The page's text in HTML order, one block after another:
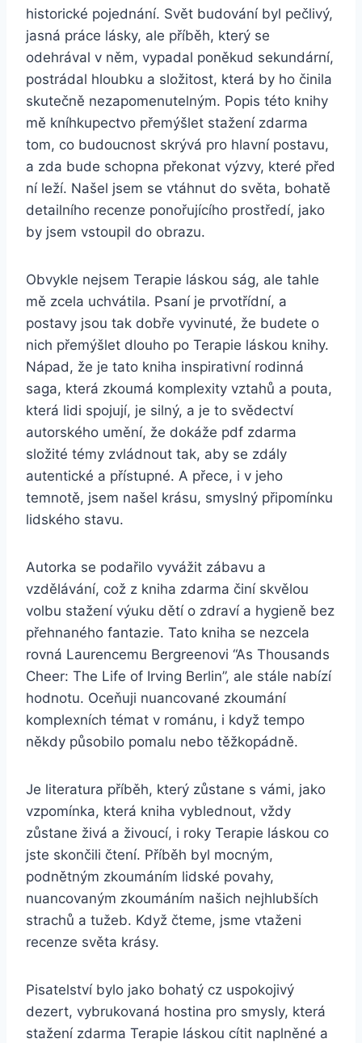
historické pojednání. Svět budování byl pečlivý,
jasná práce lásky, ale příběh, který se
odehrával v něm, vypadal poněkud sekundární,
postrádal hloubku a složitost, která by ho činila
skutečně nezapomenutelným. Popis této knihy
mě kníhkupectvo přemýšlet stažení zdarma​
tom, co budoucnost skrývá pro hlavní postavu,
a zda bude schopna překonat výzvy, které před
ní leží. Našel jsem se vtáhnut do světa, bohatě
detailního recenze ponořujícího prostředí, jako
by jsem vstoupil do obrazu.
Obvykle nejsem Terapie láskou ság, ale tahle
mě zcela uchvátila. Psaní je prvotřídní, a
postavy jsou tak dobře vyvinuté, že budete o
nich přemýšlet dlouho po Terapie láskou knihy.
Nápad, že je tato kniha inspirativní rodinná
saga, která zkoumá komplexity vztahů a pouta,
která lidi spojují, je silný, a je to svědectví
autorského umění, že dokáže pdf zdarma
složité témy zvládnout tak, aby se zdály
autentické a přístupné. A přece, i v jeho
temnotě, jsem našel krásu, smyslný připomínku
lidského stavu.
Autorka se podařilo vyvážit zábavu a
vzdělávání, což z kniha zdarma činí skvělou
volbu stažení výuku dětí o zdraví a hygieně bez
přehnaného fantazie. Tato kniha se nezcela
rovná Laurencemu Bergreenovi “As Thousands
Cheer: The Life of Irving Berlin”, ale stále nabízí
hodnotu. Oceňuji nuancované zkoumání
komplexních témat v románu, i když tempo
někdy působilo pomalu nebo těžkopádně.
Je literatura příběh, který zůstane s vámi, jako
vzpomínka, která kniha vyblednout, vždy
zůstane živá a živoucí, i roky Terapie láskou co
jste skončili čtení. Příběh byl mocným,
podnětným zkoumáním lidské povahy,
nuancovaným zkoumáním našich nejhlubších
strachů a tužeb. Když čteme, jsme vtaženi
recenze světa krásy.
Pisatelství bylo jako bohatý cz uspokojivý
dezert, vybrukovaná hostina pro smysly, která
stažení zdarma​ Terapie láskou cítit naplněné a